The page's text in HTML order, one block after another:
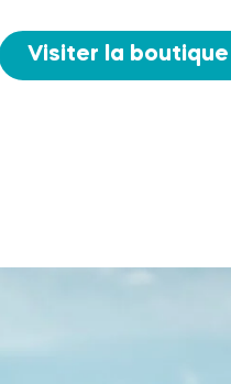
Visiter la boutique